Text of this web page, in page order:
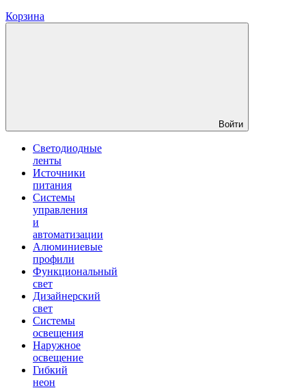
Корзина
Войти
Светодиодные
ленты
Источники
питания
Системы
управления
и
автоматизации
Алюминиевые
профили
Функциональный
свет
Дизайнерский
свет
Системы
освещения
Наружное
освещение
Гибкий
неон